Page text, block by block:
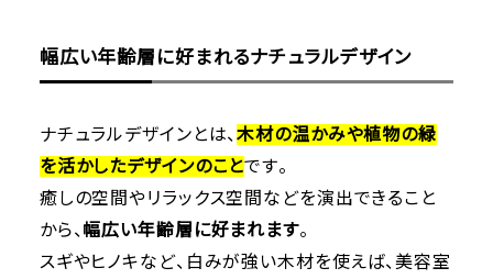
幅広い年齢層に好まれるナチュラルデザイン
ナチュラルデザインとは、木材の温かみや植物の緑
を活かしたデザインのことです。
癒しの空間やリラックス空間などを演出できること
から、 幅広い年齢層に好まれます。
スギやヒノキなど、白みが強い木材を使えば、美容室